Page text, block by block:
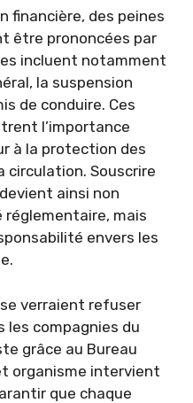
financière, des peines
être prononcées par
incluent notamment
la suspension
de conduire. Ces
l’importance
à la protection des
circulation. Souscrire
devient ainsi non
mais
envers les
verraient refuser
les compagnies du
grâce au Bureau
organisme intervient
que chaque